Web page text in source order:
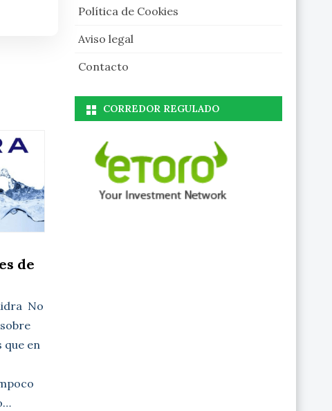
de
No
que en
Política de Cookies
Aviso legal
Contacto
CORREDOR REGULADO